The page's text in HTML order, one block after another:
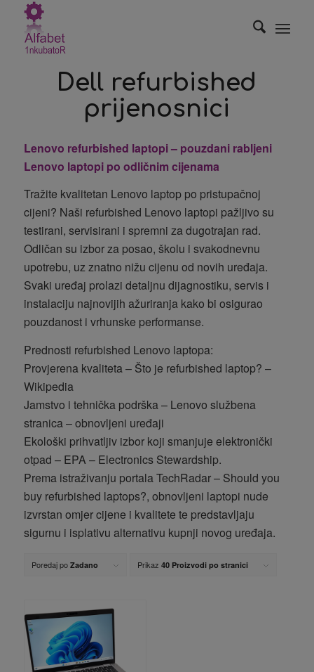
Dell refurbished
prijenosnici
Lenovo refurbished laptopi – pouzdani rabljeni
Lenovo laptopi po odličnim cijenama
Tražite kvalitetan Lenovo laptop po pristupačnoj
cijeni? Naši refurbished Lenovo laptopi pažljivo su
testirani, servisirani i spremni za dugotrajan rad.
Odličan su izbor za posao, školu i svakodnevnu
upotrebu, uz znatno nižu cijenu od novih uređaja.
Svaki uređaj prolazi detaljnu dijagnostiku, servis i
instalaciju najnovijih ažuriranja kako bi osigurao
pouzdanost i vrhunske performanse.
Prednosti refurbished Lenovo laptopa:
Provjerena kvaliteta – Što je refurbished laptop? –
Wikipedia
Jamstvo i tehnička podrška – Lenovo službena
stranica – obnovljeni uređaji
Ekološki prihvatljiv izbor koji smanjuje elektronički
otpad – EPA – Electronics Stewardship.
Prema istraživanju portala TechRadar – Should you
buy refurbished laptops?, obnovljeni laptopi nude
izvrstan omjer cijene i kvalitete te predstavljaju
sigurnu i isplativu alternativu kupnji novog uređaja.
Poredaj po Zadano Prikaz 40 Proizvodi po stranici